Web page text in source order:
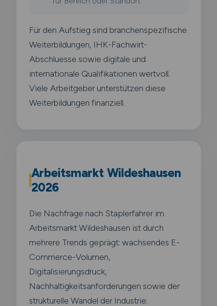
Für den Aufstieg sind branchenspezifische
Weiterbildungen, IHK-Fachwirt-
Abschluesse sowie digitale und
internationale Qualifikationen wertvoll.
Viele Arbeitgeber unterstützen diese
Weiterbildungen finanziell.
Arbeitsmarkt Wildeshausen
2026
Die Nachfrage nach Staplerfahrer im
Arbeitsmarkt Wildeshausen ist durch
mehrere Trends geprägt: wachsendes E-
Commerce-Volumen,
Digitalisierungsdruck,
Nachhaltigkeitsanforderungen sowie der
strukturelle Wandel der Industrie.